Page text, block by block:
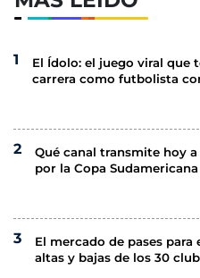
El Ídolo: el juego viral que
carrera como futbolista
Qué canal transmite hoy
por la Copa Sudamericana
El mercado de pases para
altas y bajas de los 30